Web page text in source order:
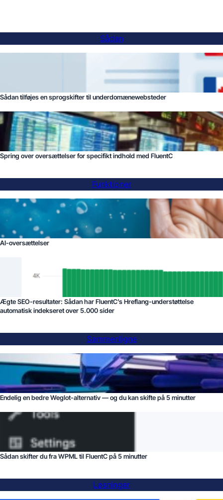
Sådan
Sådan tilføjes en sprogskifter til underdomænewebsteder
Spring over oversættelser for specifikt indhold med FluentC
Funktioner
AI-oversættelser
Ægte SEO-resultater: Sådan har FluentC’s Hreflang-understøttelse
automatisk indekseret over 5.000 sider
Sammenligne
Endelig en bedre Weglot-alternativ — og du kan skifte på 5 minutter
Sådan skifter du fra WPML til FluentC på 5 minutter
Løsninger